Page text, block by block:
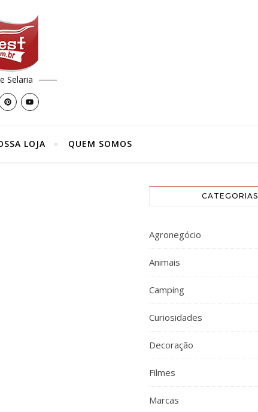
Selaria
LOJA QUEM SOMOS
CATEGORIAS
Agronegócio
Animais
Camping
Curiosidades
Decoração
Filmes
Marcas